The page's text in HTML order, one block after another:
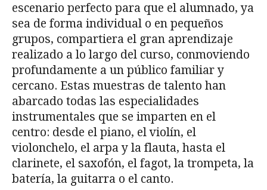
escenario perfecto para que el alumnado, ya
sea de forma individual o en pequeños
grupos, compartiera el gran aprendizaje
realizado a lo largo del curso, conmoviendo
profundamente a un público familiar y
cercano. Estas muestras de talento han
abarcado todas las especialidades
instrumentales que se imparten en el
centro: desde el piano, el violín, el
violonchelo, el arpa y la flauta, hasta el
clarinete, el saxofón, el fagot, la trompeta, la
batería, la guitarra o el canto.